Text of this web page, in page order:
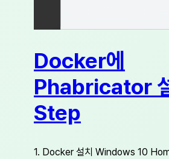
Docker에
Phabricator
Step
1. Docker 설치 Windows 10